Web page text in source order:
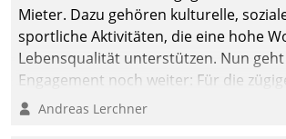
Mieter. Dazu gehören kulturelle,
sportliche Aktivitäten, die eine hohe
Lebensqualität unterstützen. Nun geht
Engagement noch weiter: Für die
von Beschwerden – oder Lob – richtet
Andreas Lerchner